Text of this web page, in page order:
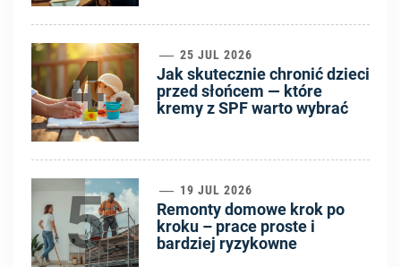
4 25 JUL 2026
Jak skutecznie chronić dzieci
przed słońcem — które
kremy z SPF warto wybrać
5 19 JUL 2026
Remonty domowe krok po
kroku – prace proste i
bardziej ryzykowne